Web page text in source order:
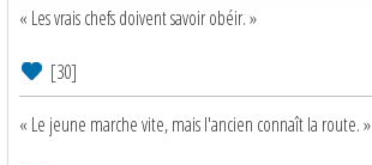
« Les vrais chefs doivent savoir obéir. »
[30]
« Le jeune marche vite, mais l'ancien connaît la route. »